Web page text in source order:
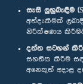
සැසි ලුහුබැඳීම
අත්දැකීමක්
නිරීක්ෂණය
දත්ත සටහන්
සහතික කිරීම
අනෙකුත් අදාළ
අප හා සම්බන්ධ